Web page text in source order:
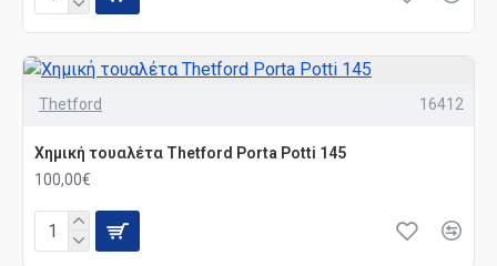
Thetford 16412
Χημική τουαλέτα Thetford Porta Potti 145
100,00€